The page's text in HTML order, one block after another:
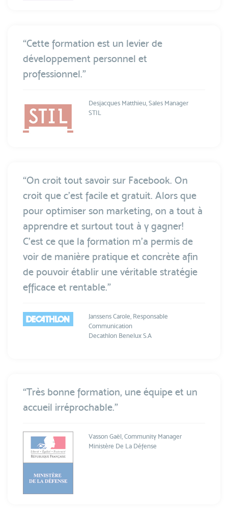
“Cette formation est un levier de
développement personnel et
professionnel.”
Desjacques Matthieu, Sales Manager
STIL
“On croit tout savoir sur Facebook. On
croit que c'est facile et gratuit. Alors que
pour optimiser son marketing, on a tout à
apprendre et surtout tout à y gagner!
C'est ce que la formation m'a permis de
voir de manière pratique et concrète afin
de pouvoir établir une véritable stratégie
efficace et rentable.”
Janssens Carole, Responsable
Communication
Decathlon Benelux S.A
“Très bonne formation, une équipe et un
accueil irréprochable.”
Vasson Gaël, Community Manager
Ministère De La Défense